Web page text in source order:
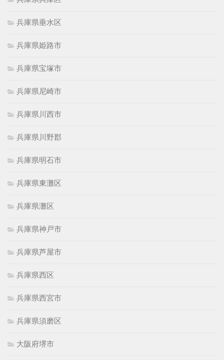
兵庫県垂水区
兵庫県姫路市
兵庫県宝塚市
兵庫県尼崎市
兵庫県川西市
兵庫県川野郡
兵庫県明石市
兵庫県東灘区
兵庫県灘区
兵庫県神戸市
兵庫県芦屋市
兵庫県西区
兵庫県西宮市
兵庫県須磨区
大阪府堺市